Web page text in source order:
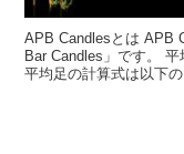
APB Candlesとは APB
Bar Candles」です。
平均足の計算式は以下